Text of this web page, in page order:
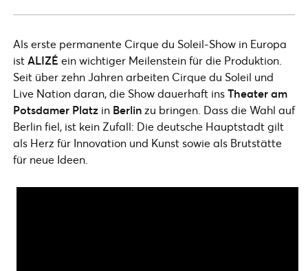
Als erste permanente Cirque du Soleil-Show in Europa
istALIZÉ ein wichtiger Meilenstein für die Produktion.
Seit über zehn Jahren arbeiten Cirque du Soleil und
Live Nation daran, die Show dauerhaft insTheater am
Potsdamer Platz in Berlinzu bringen. Dass die Wahl auf
Berlin fiel, ist kein Zufall: Die deutsche Hauptstadt gilt
als Herz für Innovation und Kunst sowie als Brutstätte
für neue Ideen.